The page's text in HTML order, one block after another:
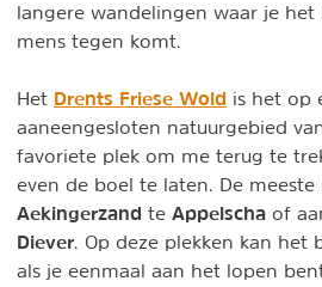
langere wandelingen waar je het
mens tegen komt.
Het Drents Friese Wold is het op
aaneengesloten natuurgebied
favoriete plek om me terug te
even de boel te laten. De
Aekingerzand te Appelscha of
Diever . Op deze plekken kan het
als je eenmaal aan het lopen